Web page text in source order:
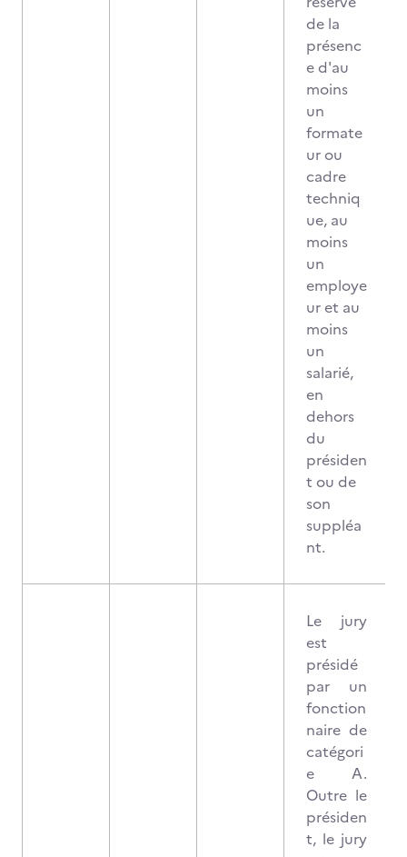
de la
présenc
e d'au
moins
un
formate
ur ou
cadre
techniq
ue, au
moins
un
employe
ur et au
moins
un
salarié,
en
dehors
du
présiden
t ou de
son
suppléa
nt.
Le jury
est
présidé
par un
fonction
naire de
catégori
e A.
Outre le
présiden
t, le jury